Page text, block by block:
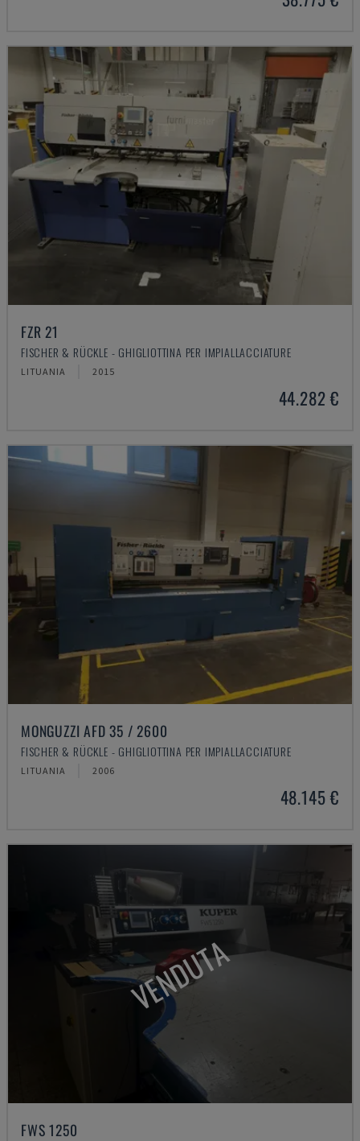
FZR 21
FISCHER & RÜCKLE - GHIGLIOTTINA PER IMPIALLACCIATURE
LITUANIA 2015
44.282 €
MONGUZZI AFD 35 / 2600
FISCHER & RÜCKLE - GHIGLIOTTINA PER IMPIALLACCIATURE
LITUANIA 2006
48.145 €
VENDUTA
FWS 1250